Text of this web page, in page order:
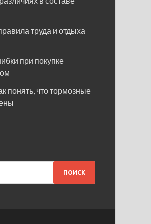
труда и отдыха
при покупке
понять, что тормозные